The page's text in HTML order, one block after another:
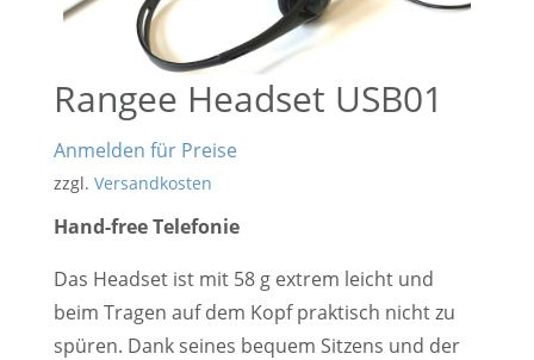
Rangee Headset USB01
Anmelden für Preise
zzgl. Versandkosten
Hand-free Telefonie
Das Headset ist mit 58 g extrem leicht und
beim Tragen auf dem Kopf praktisch nicht zu
spüren. Dank seines bequem Sitzens und der